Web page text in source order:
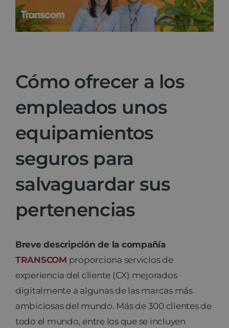
Noticias
Cómo ofrecer a los
empleados unos
equipamientos
seguros para
salvaguardar sus
pertenencias
Breve descripción de la compañía
TRANSCOM proporciona servicios de
experiencia del cliente (CX) mejorados
digitalmente a algunas de las marcas más
ambiciosas del mundo. Más de 300 clientes de
todo el mundo, entre los que se incluyen